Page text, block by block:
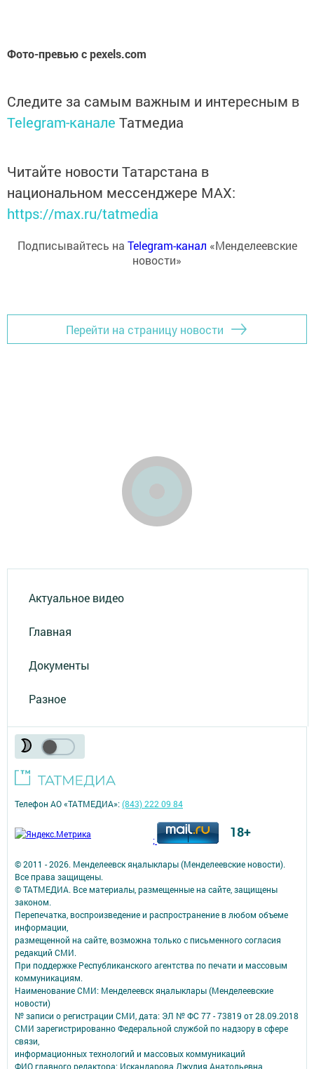
Фото-превью с pexels.com
Следите за самым важным и интересным в
Telegram-канале Татмедиа
Читайте новости Татарстана в
национальном мессенджере MАХ:
https://max.ru/tatmedia
Подписывайтесь на Telegram-канал «Менделеевские
новости»
Перейти на страницу новости
Актуальное видео
Главная
Документы
Разное
© 2011 - 2026. Менделеевск яӊалыклары (Менделеевские новости).
Все права защищены.
© ТАТМЕДИА. Все материалы, размещенные на сайте, защищены
законом.
Перепечатка, воспроизведение и распространение в любом объеме
информации,
размещенной на сайте, возможна только с письменного согласия
редакций СМИ.
При поддержке Республиканского агентства по печати и массовым
коммуникациям.
Наименование СМИ: Менделеевск яӊалыклары (Менделеевские
новости)
№ записи о регистрации СМИ, дата: ЭЛ № ФС 77 - 73819 от 28.09.2018
СМИ зарегистрированно Федеральной службой по надзору в сфере
связи,
информационных технологий и массовых коммуникаций
ФИО главного редактора: Искандарова Джулия Анатольевна
Телефон АО «ТАТМЕДИА»:(843) 222 09 84
; 18+